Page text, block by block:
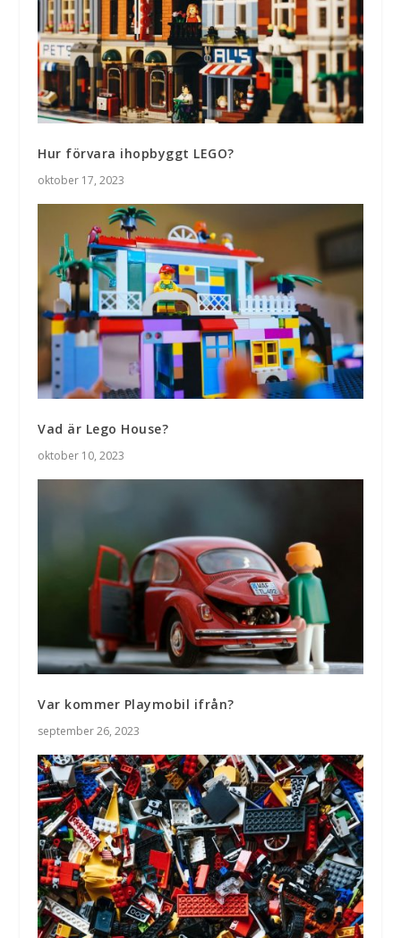
Hur förvara ihopbyggt LEGO?
oktober 17, 2023
Vad är Lego House?
oktober 10, 2023
Var kommer Playmobil ifrån?
september 26, 2023